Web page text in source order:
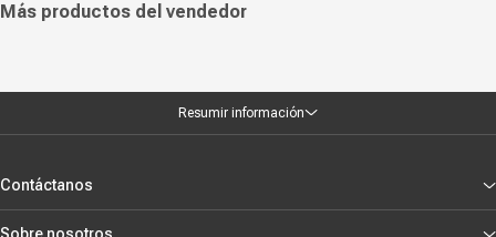
Más productos del vendedor
Resumir información
Contáctanos